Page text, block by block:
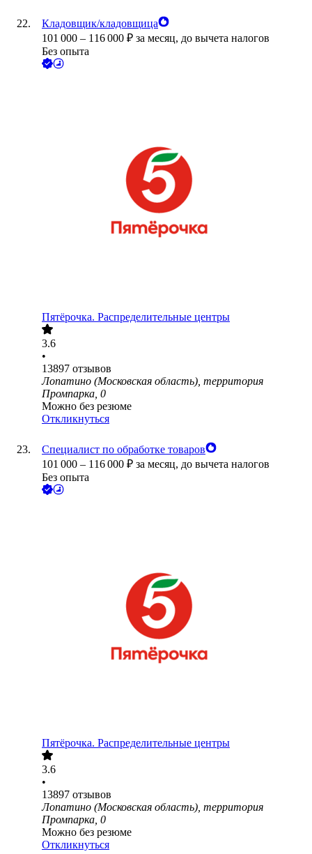
Кладовщик/кладовщица
101 000 – 116 000 ₽ за месяц, до вычета налогов
Без опыта
Пятёрочка. Распределительные центры
3.6
•
13897 отзывов
Лопатино (Московская область), территория
Промпарка, 0
Можно без резюме
Откликнуться
Специалист по обработке товаров
101 000 – 116 000 ₽ за месяц, до вычета налогов
Без опыта
Пятёрочка. Распределительные центры
3.6
•
13897 отзывов
Лопатино (Московская область), территория
Промпарка, 0
Можно без резюме
Откликнуться